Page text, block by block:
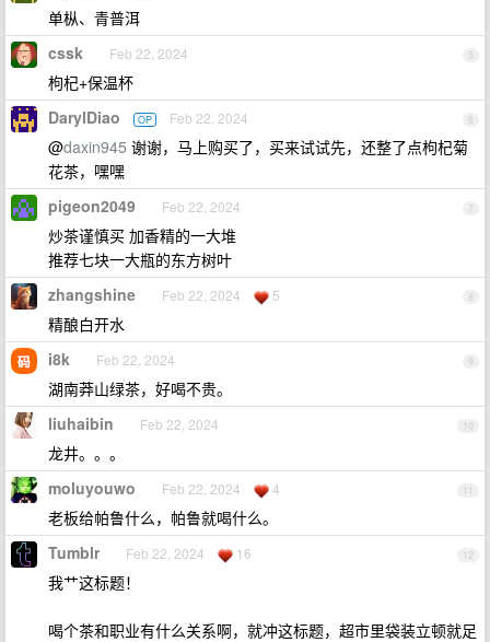
单枞、青普洱
5
cssk Feb 22, 2024
枸杞+保温杯
6
DarylDiao OP Feb 22, 2024
@daxin945 谢谢，马上购买了，买来试试先，还整了点枸杞菊
花茶，嘿嘿
7
pigeon2049 Feb 22, 2024
炒茶谨慎买 加香精的一大堆
推荐七块一大瓶的东方树叶
8
zhangshine Feb 22, 2024 5
精酿白开水
9
i8k Feb 22, 2024
湖南莽山绿茶，好喝不贵。
10
liuhaibin Feb 22, 2024
龙井。。。
11
moluyouwo Feb 22, 2024 4
老板给帕鲁什么，帕鲁就喝什么。
12
Tumblr Feb 22, 2024 16
我艹这标题！
喝个茶和职业有什么关系啊，就冲这标题，超市里袋装立顿就足